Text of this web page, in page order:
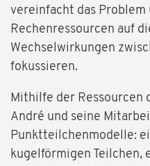
vereinfacht das
Rechenressourcen auf
Wechselwirkungen
fokussieren.
Mithilfe der Ressourcen
André und seine
Punktteilchenmodelle:
kugelförmigen Teilchen,